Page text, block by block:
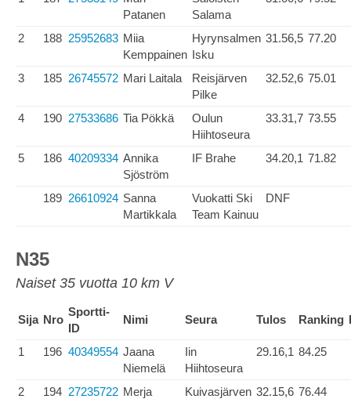
Patanen
Salama
2 188 25952683 Miia
Kemppainen
Hyrynsalmen
Isku
31.56,5 77.20
3 185 26745572 Mari Laitala
Reisjärven
Pilke
32.52,6 75.01
4 190 27533686 Tia Pökkä
Oulun
Hiihtoseura
33.31,7 73.55
5 186 40209334 Annika
Sjöström
IF Brahe 34.20,1 71.82
189 26610924 Sanna
Martikkala
Vuokatti Ski
Team Kainuu
DNF
N35
Naiset 35 vuotta 10 km V
Sija Nro
Sportti-
ID
Nimi Seura Tulos Ranking
1 196 40349554 Jaana
Niemelä
Iin
Hiihtoseura
29.16,1 84.25
2 194 27235722 Merja
Kuivasjärven 32.15,6 76.44